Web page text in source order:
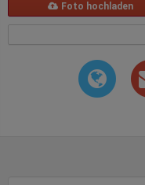
Foto hochladen